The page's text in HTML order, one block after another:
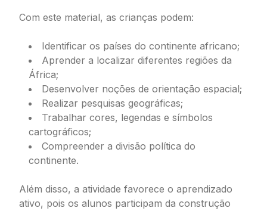
Com este material, as crianças podem:
Identificar os países do continente africano;
Aprender a localizar diferentes regiões da
África;
Desenvolver noções de orientação espacial;
Realizar pesquisas geográficas;
Trabalhar cores, legendas e símbolos
cartográficos;
Compreender a divisão política do
continente.
Além disso, a atividade favorece o aprendizado
ativo, pois os alunos participam da construção